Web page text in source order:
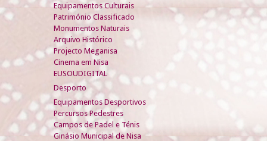
Equipamentos Culturais
Património Classificado
Monumentos Naturais
Arquivo Histórico
Projecto Meganisa
Cinema em Nisa
EUSOUDIGITAL
Desporto
Equipamentos Desportivos
Percursos Pedestres
Campos de Padel e Ténis
Ginásio Municipal de Nisa